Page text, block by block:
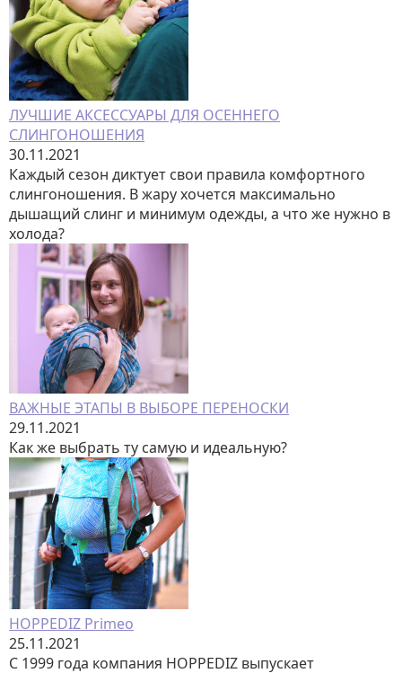
ЛУЧШИЕ АКСЕССУАРЫ ДЛЯ ОСЕННЕГО
СЛИНГОНОШЕНИЯ
30.11.2021
Каждый сезон диктует свои правила комфортного
слингоношения. В жару хочется максимально
дышащий слинг и минимум одежды, а что же нужно в
холода?
ВАЖНЫЕ ЭТАПЫ В ВЫБОРЕ ПЕРЕНОСКИ
29.11.2021
Как же выбрать ту самую и идеальную?
HOPPEDIZ Primeo
25.11.2021
С 1999 года компания HOPPEDIZ выпускает